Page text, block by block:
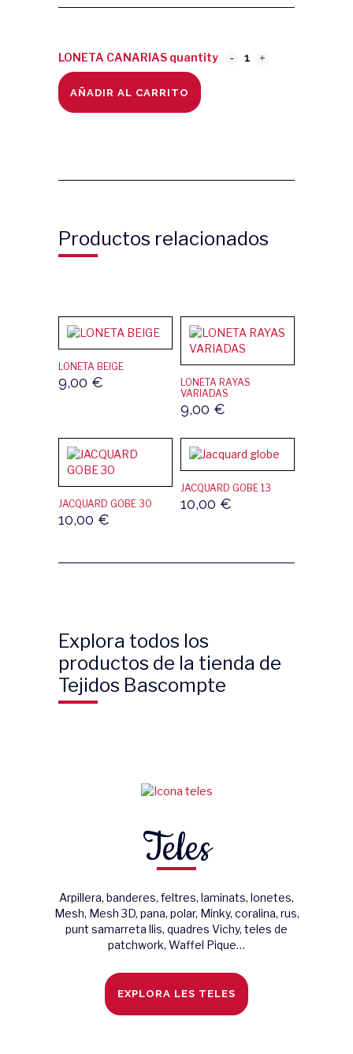
LONETA CANARIAS quantity
AÑADIR AL CARRITO
Productos relacionados
LONETA BEIGE
9,00 €
LONETA RAYAS
VARIADAS
9,00 €
JACQUARD GOBE 30
10,00 €
JACQUARD GOBE 13
10,00 €
Explora todos los
productos de la tienda de
Tejidos Bascompte
Teles
Arpillera, banderes, feltres, laminats, lonetes,
Mesh, Mesh 3D, pana, polar, Minky, coralina, rus,
punt samarreta llis, quadres Vichy, teles de
patchwork, Waffel Pique…
EXPLORA LES TELES